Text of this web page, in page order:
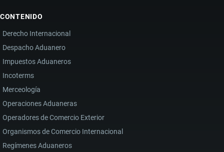
CONTENIDO
Derecho Internacional
Despacho Aduanero
Impuestos Aduaneros
Incoterms
Merceología
Operaciones Aduaneras
Operadores de Comercio Exterior
Organismos de Comercio Internacional
Regímenes Aduaneros